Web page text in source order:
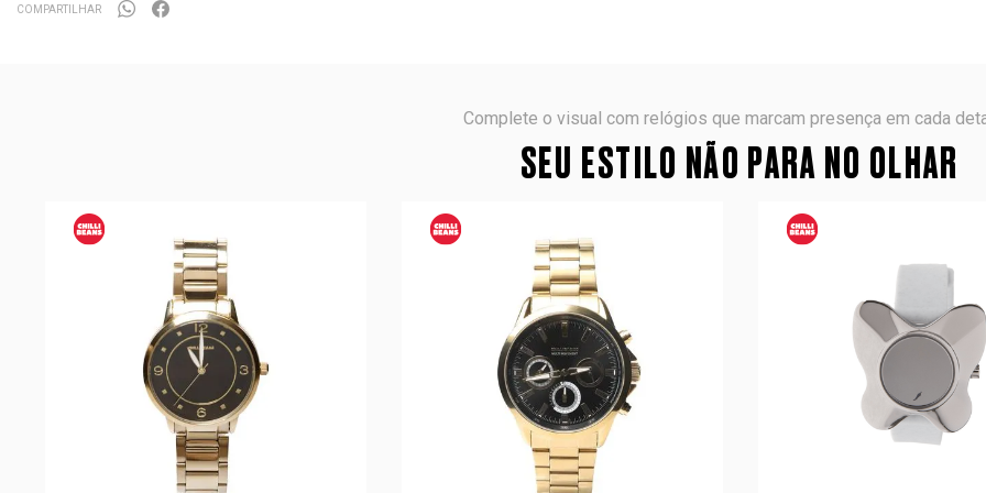
COMPARTILHAR
Complete o visual com relógios que marcam presença em cada
SEU ESTILO NÃO PARA NO OLHAR